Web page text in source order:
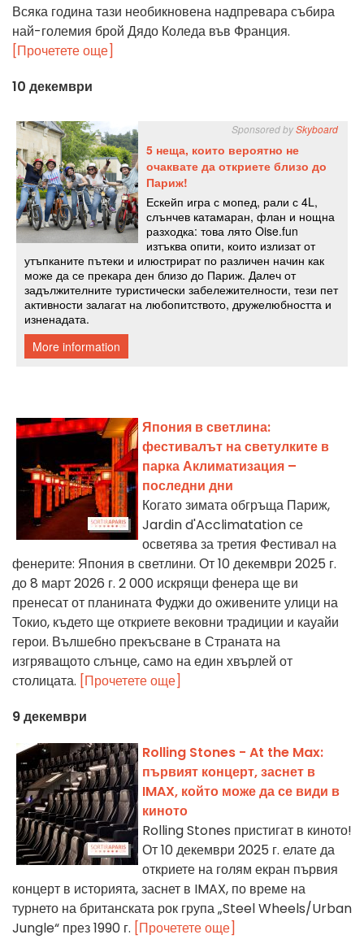
Всяка година тази необикновена надпревара събира
най-големия брой Дядо Коледа във Франция.
[Прочетете още]
10 декември
Япония в светлина:
фестивалът на светулките в
парка Аклиматизация –
последни дни
Когато зимата обгръща Париж,
Jardin d'Acclimatation се
осветява за третия Фестивал на
фенерите: Япония в светлини. От 10 декември 2025 г.
до 8 март 2026 г. 2 000 искрящи фенера ще ви
пренесат от планината Фуджи до оживените улици на
Токио, където ще откриете вековни традиции и кауайи
герои. Вълшебно прекъсване в Страната на
изгряващото слънце, само на един хвърлей от
столицата. [Прочетете още]
9 декември
Rolling Stones - At the Max:
първият концерт, заснет в
IMAX, който може да се види в
киното
Rolling Stones пристигат в киното!
От 10 декември 2025 г. елате да
откриете на голям екран първия
концерт в историята, заснет в IMAX, по време на
турнето на британската рок група „Steel Wheels/Urban
Jungle“ през 1990 г. [Прочетете още]